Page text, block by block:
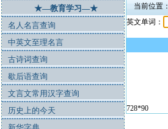
★—教育学习—★
名人名言查询
中英文至理名言
古诗词查询
歇后语查询
文言文常用汉字查询
历史上的今天
当前位置：
英文单词：
728*90